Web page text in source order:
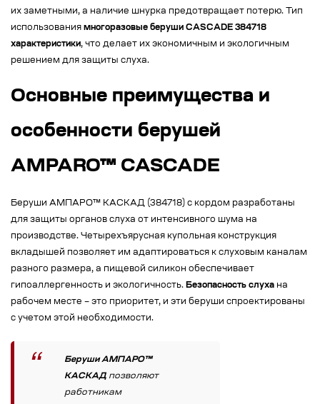
их заметными, а наличие шнурка предотвращает потерю. Тип
использования многоразовые беруши CASCADE 384718
характеристики, что делает их экономичным и экологичным
решением для защиты слуха.
Основные преимущества и
особенности берушей
AMPARO™ CASCADE
Беруши АМПАРО™ КАСКАД (384718) с кордом разработаны
для защиты органов слуха от интенсивного шума на
производстве. Четырехъярусная купольная конструкция
вкладышей позволяет им адаптироваться к слуховым каналам
разного размера, а пищевой силикон обеспечивает
гипоаллергенность и экологичность. Безопасность слуха на
рабочем месте – это приоритет, и эти беруши спроектированы
с учетом этой необходимости.
Беруши АМПАРО™
КАСКАД позволяют
работникам